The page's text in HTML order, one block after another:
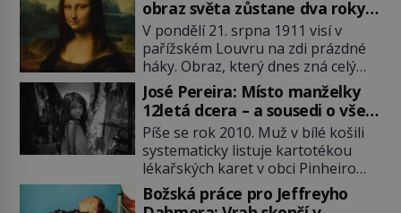
(1929–2018) viněný ze spoluúčasti
na 19 vraždách, vydírání a lichvy. A
samozřejmě, krom toho je ještě
drogový dealer, který neváhá
odstranit z cesty všechny práskače,
zatímco […]
obraz světa zůstane dva roky
nezvěstný
V pondělí 21. srpna 1911 visí v
pařížském Louvru na zdi prázdné
háky. Obraz, který dnes zná celý
svět, je pryč. Zpočátku si nikdo
nemyslí, že jde o krádež.
Zaměstnanci jsou přesvědčeni, že
Mona Lisa je jen v restaurátorské
dílně nebo u fotografa. Když se
ukáže pravda, propukne jeden z
největších honů na zloděje v […]
José Pereira: Místo manželky
12letá dcera – a sousedi o všem
vědí!
Píše se rok 2010. Muž v bílé košili
systematicky listuje kartotékou
lékařských karet v obci Pinheiro
ležící asi 20 kilometrů od farmy s
podivínským majitelem. Něco tu
Božská práce pro Jeffreyho